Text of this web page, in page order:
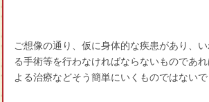
ご想像の通り、仮に身体的な疾患があり、
る手術等を行わなければならないものであ
よる治療などそう簡単にいくものではないで